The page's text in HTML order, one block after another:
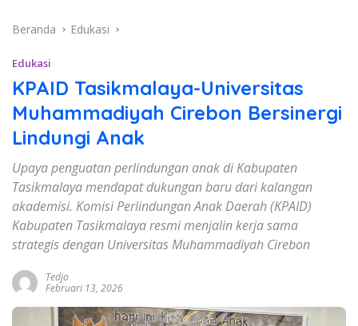
Beranda Edukasi
Edukasi
KPAID Tasikmalaya-Universitas
Muhammadiyah Cirebon Bersinergi
Lindungi Anak
Upaya penguatan perlindungan anak di Kabupaten
Tasikmalaya mendapat dukungan baru dari kalangan
akademisi. Komisi Perlindungan Anak Daerah (KPAID)
Kabupaten Tasikmalaya resmi menjalin kerja sama
strategis dengan Universitas Muhammadiyah Cirebon
Tedjo
Februari 13, 2026